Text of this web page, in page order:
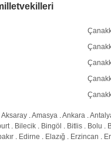
Aksaray .Amasya .Ankara .
. Bilecik . Bingöl . Bitlis . Bolu .
. Edirne . Elazığ . Erzincan .